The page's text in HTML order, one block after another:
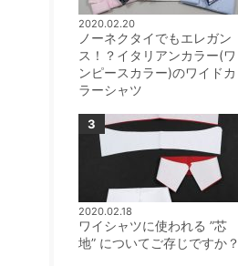
2020.02.20
ノーネクタイでもエレガン
ス！？イタリアンカラー(ワ
ンピースカラー)のワイドカ
ラーシャツ
2020.02.18
ワイシャツに使われる ”芯
地” についてご存じですか？